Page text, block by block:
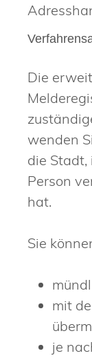
Die
wenden
die Stadt,
Person
hat.
Sie
mit
je